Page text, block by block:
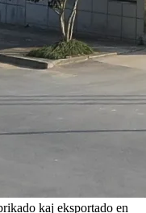
kaj eksportado en